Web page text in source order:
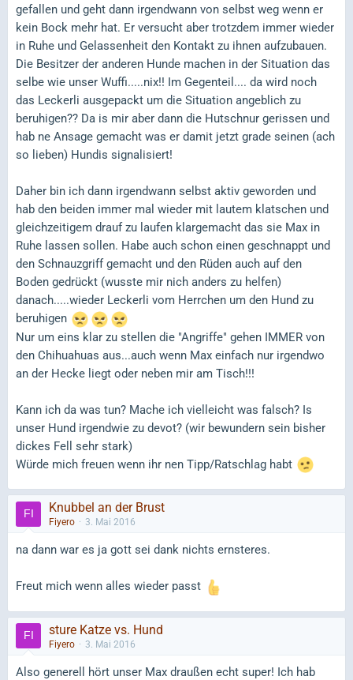
gefallen und geht dann irgendwann von selbst weg wenn er
kein Bock mehr hat. Er versucht aber trotzdem immer wieder
in Ruhe und Gelassenheit den Kontakt zu ihnen aufzubauen.
Die Besitzer der anderen Hunde machen in der Situation das
selbe wie unser Wuffi.....nix!! Im Gegenteil.... da wird noch
das Leckerli ausgepackt um die Situation angeblich zu
beruhigen?? Da is mir aber dann die Hutschnur gerissen und
hab ne Ansage gemacht was er damit jetzt grade seinen (ach
so lieben) Hundis signalisiert!
Daher bin ich dann irgendwann selbst aktiv geworden und
hab den beiden immer mal wieder mit lautem klatschen und
gleichzeitigem drauf zu laufen klargemacht das sie Max in
Ruhe lassen sollen. Habe auch schon einen geschnappt und
den Schnauzgriff gemacht und den Rüden auch auf den
Boden gedrückt (wusste mir nich anders zu helfen)
danach.....wieder Leckerli vom Herrchen um den Hund zu
beruhigen
Nur um eins klar zu stellen die "Angriffe" gehen IMMER von
den Chihuahuas aus...auch wenn Max einfach nur irgendwo
an der Hecke liegt oder neben mir am Tisch!!!
Kann ich da was tun? Mache ich vielleicht was falsch? Is
unser Hund irgendwie zu devot? (wir bewundern sein bisher
dickes Fell sehr stark)
Würde mich freuen wenn ihr nen Tipp/Ratschlag habt
Knubbel an der Brust
Fiyero 3. Mai 2016
na dann war es ja gott sei dank nichts ernsteres.
Freut mich wenn alles wieder passt
sture Katze vs. Hund
Fiyero 3. Mai 2016
Also generell hört unser Max draußen echt super! Ich hab